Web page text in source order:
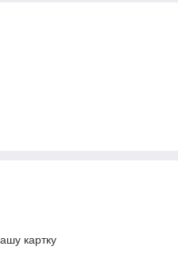
картку